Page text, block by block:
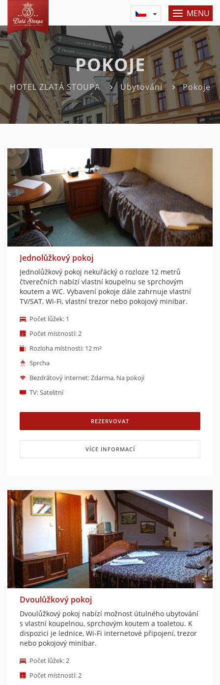
MENU
POKOJE
HOTEL ZLATÁ STOUPA Ubytování Pokoje
Jednolůžkový pokoj
Jednolůžkový pokoj nekuřácký o rozloze 12 metrů
čtverečních nabízí vlastní koupelnu se sprchovým
koutem a WC. Vybavení pokoje dále zahrnuje vlastní
TV/SAT, Wi-Fi, vlastní trezor nebo pokojový minibar.
Počet lůžek: 1
Počet místností: 2
Rozloha místnosti: 12 m²
Sprcha
Bezdrátový internet: Zdarma, Na pokoji
TV: Satelitní
REZERVOVAT
VÍCE INFORMACÍ
Dvoulůžkový pokoj
Dvoulůžkový pokoj nabízí možnost útulného ubytování
s vlastní koupelnou, sprchovým koutem a toaletou. K
dispozici je lednice, Wi-Fi internetové připojení, trezor
nebo pokojový minibar.
Počet lůžek: 2
Počet místností: 2